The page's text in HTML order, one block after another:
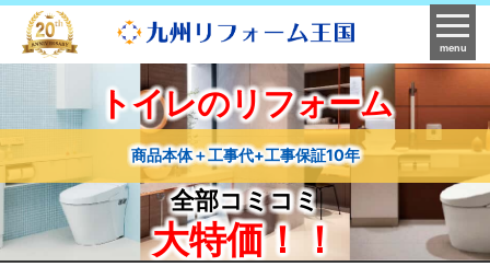
menu
トイレのリフォーム
商品本体＋工事代+工事保証10年
全部コミコミ
大特価！！